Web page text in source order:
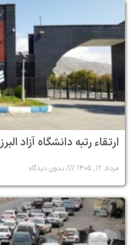
ارتقاء رتبه دانشگاه آزاد البرز
مرداد ۱۲, ۱۴۰۵ بدون دیدگاه